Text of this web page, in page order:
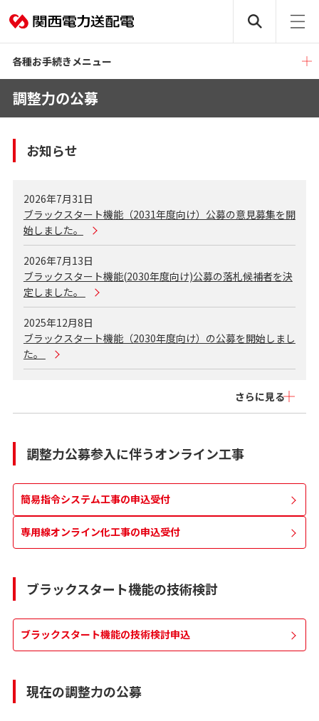
各種お手続きメニュー
調整力の公募
お知らせ
2026年7月31日
ブラックスタート機能（2031年度向け）公募の意見募集を開
始しました。
2026年7月13日
ブラックスタート機能(2030年度向け)公募の落札候補者を決
定しました。
2025年12月8日
ブラックスタート機能（2030年度向け）の公募を開始しまし
た。
さらに見る
調整力公募参入に伴うオンライン工事
簡易指令システム工事の申込受付
専用線オンライン化工事の申込受付
ブラックスタート機能の技術検討
ブラックスタート機能の技術検討申込
現在の調整力の公募